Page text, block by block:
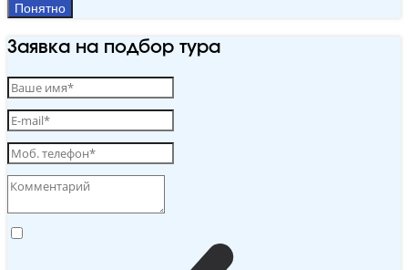
Понятно
Заявка на подбор тура